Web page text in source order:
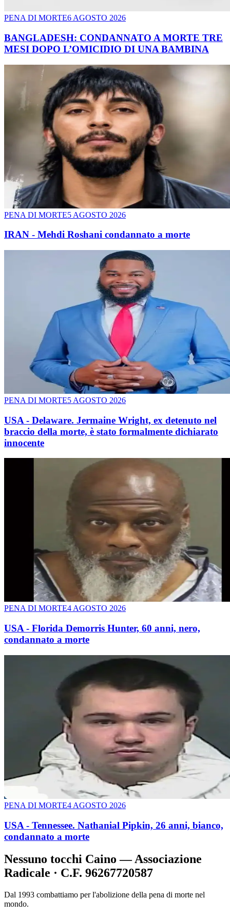
PENA DI MORTE6 AGOSTO 2026
BANGLADESH: CONDANNATO A MORTE TRE
MESI DOPO L’OMICIDIO DI UNA BAMBINA
PENA DI MORTE5 AGOSTO 2026
IRAN - Mehdi Roshani condannato a morte
PENA DI MORTE5 AGOSTO 2026
USA - Delaware. Jermaine Wright, ex detenuto nel
braccio della morte, è stato formalmente dichiarato
innocente
PENA DI MORTE4 AGOSTO 2026
USA - Florida Demorris Hunter, 60 anni, nero,
condannato a morte
PENA DI MORTE4 AGOSTO 2026
USA - Tennessee. Nathanial Pipkin, 26 anni, bianco,
condannato a morte
Nessuno tocchi Caino — Associazione
Radicale · C.F. 96267720587
Dal 1993 combattiamo per l'abolizione della pena di morte nel
mondo.